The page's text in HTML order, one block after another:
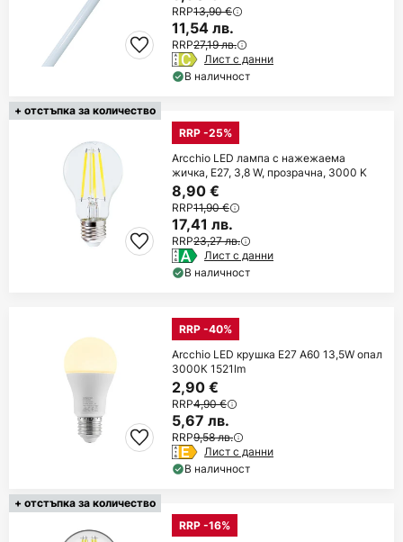
RRP13,90 €
11,54 лв.
RRP27,19 лв.
Лист с данни
В наличност
+ отстъпка за количество
RRP -25%
Arcchio LED лампа с нажежаема
жичка, E27, 3,8 W, прозрачна, 3000 K
8,90 €
RRP11,90 €
17,41 лв.
RRP23,27 лв.
Лист с данни
В наличност
RRP -40%
Arcchio LED крушка E27 A60 13,5W опал
3000К 1521lm
2,90 €
RRP4,90 €
5,67 лв.
RRP9,58 лв.
Лист с данни
В наличност
+ отстъпка за количество
RRP -16%